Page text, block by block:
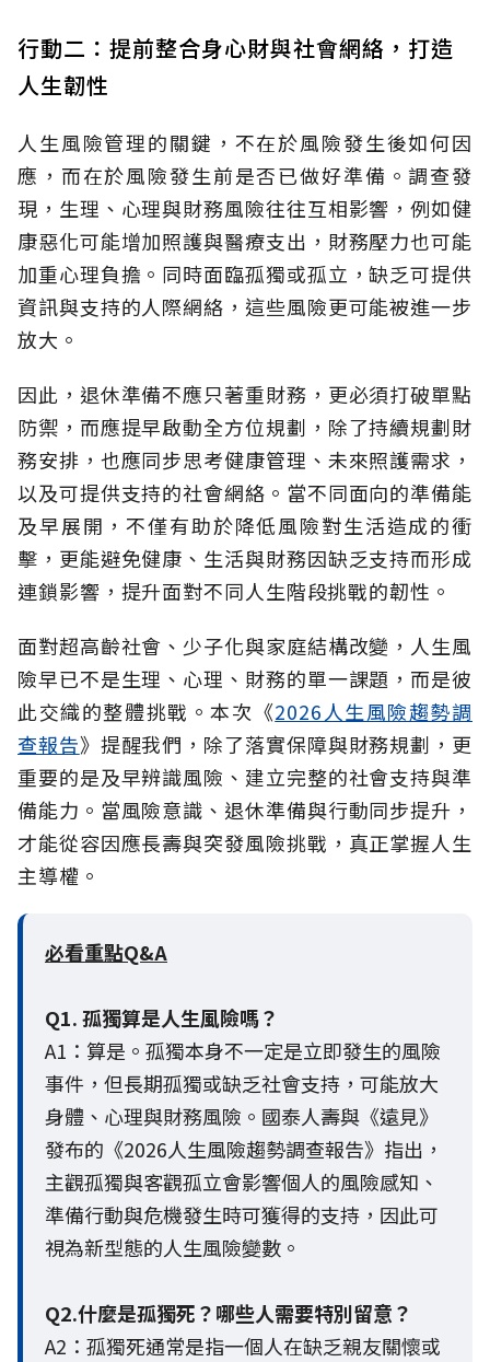
行動二：提前整合身心財與社會網絡，打造
人生韌性
人生風險管理的關鍵，不在於風險發生後如何因
應，而在於風險發生前是否已做好準備。調查發
現，生理、心理與財務風險往往互相影響，例如健
康惡化可能增加照護與醫療支出，財務壓力也可能
加重心理負擔。同時面臨孤獨或孤立，缺乏可提供
資訊與支持的人際網絡，這些風險更可能被進一步
放大。
因此，退休準備不應只著重財務，更必須打破單點
防禦，而應提早啟動全方位規劃，除了持續規劃財
務安排，也應同步思考健康管理、未來照護需求，
以及可提供支持的社會網絡。當不同面向的準備能
及早展開，不僅有助於降低風險對生活造成的衝
擊，更能避免健康、生活與財務因缺乏支持而形成
連鎖影響，提升面對不同人生階段挑戰的韌性。
面對超高齡社會、少子化與家庭結構改變，人生風
險早已不是生理、心理、財務的單一課題，而是彼
此交織的整體挑戰。本次《2026人生風險趨勢調
查報告》提醒我們，除了落實保障與財務規劃，更
重要的是及早辨識風險、建立完整的社會支持與準
備能力。當風險意識、退休準備與行動同步提升，
才能從容因應長壽與突發風險挑戰，真正掌握人生
主導權。
必看重點Q&A
Q1. 孤獨算是人生風險嗎？
A1：算是。孤獨本身不一定是立即發生的風險
事件，但長期孤獨或缺乏社會支持，可能放大
身體、心理與財務風險。國泰人壽與《遠見》
發布的《2026人生風險趨勢調查報告》指出，
主觀孤獨與客觀孤立會影響個人的風險感知、
準備行動與危機發生時可獲得的支持，因此可
視為新型態的人生風險變數。
Q2.什麼是孤獨死？哪些人需要特別留意？
A2：孤獨死通常是指一個人在缺乏親友關懷或